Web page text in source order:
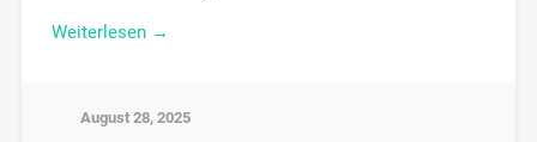
Weiterlesen →
August 28, 2025